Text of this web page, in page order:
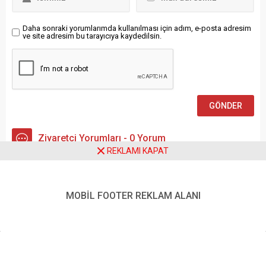
Kuzey Kıbrıs Türk
Cumhuriyeti’nin
kalkınmasına ve Kıbrıs Türk
Daha sonraki yorumlarımda kullanılması için adım, e-posta adresim
ve site adresim bu tarayıcıya kaydedilsin.
Ziyaretçi Yorumları - 0 Yorum
REKLAMI KAPAT
MOBİL FOOTER REKLAM ALANI